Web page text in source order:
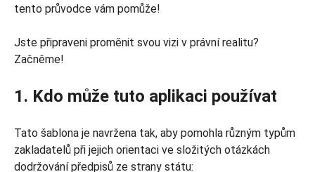
tento průvodce vám pomůže!
Jste připraveni proměnit svou vizi v právní realitu?
Začněme!
1. Kdo může tuto aplikaci používat
Tato šablona je navržena tak, aby pomohla různým typům
zakladatelů při jejich orientaci ve složitých otázkách
dodržování předpisů ze strany státu: